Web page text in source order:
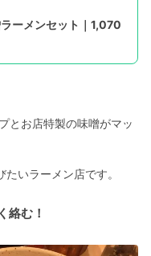
ーメンセット｜1,070
とお店特製の味噌がマッ
いラーメン店です。
絡む！